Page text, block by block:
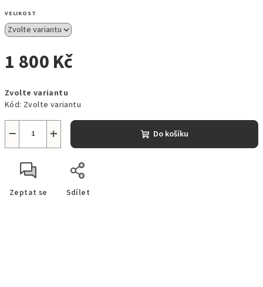
VELIKOST
1 800 Kč
cena:
Zvolte variantu
Kód: Zvolte variantu
+
− Do košíku
Zeptat se Sdílet